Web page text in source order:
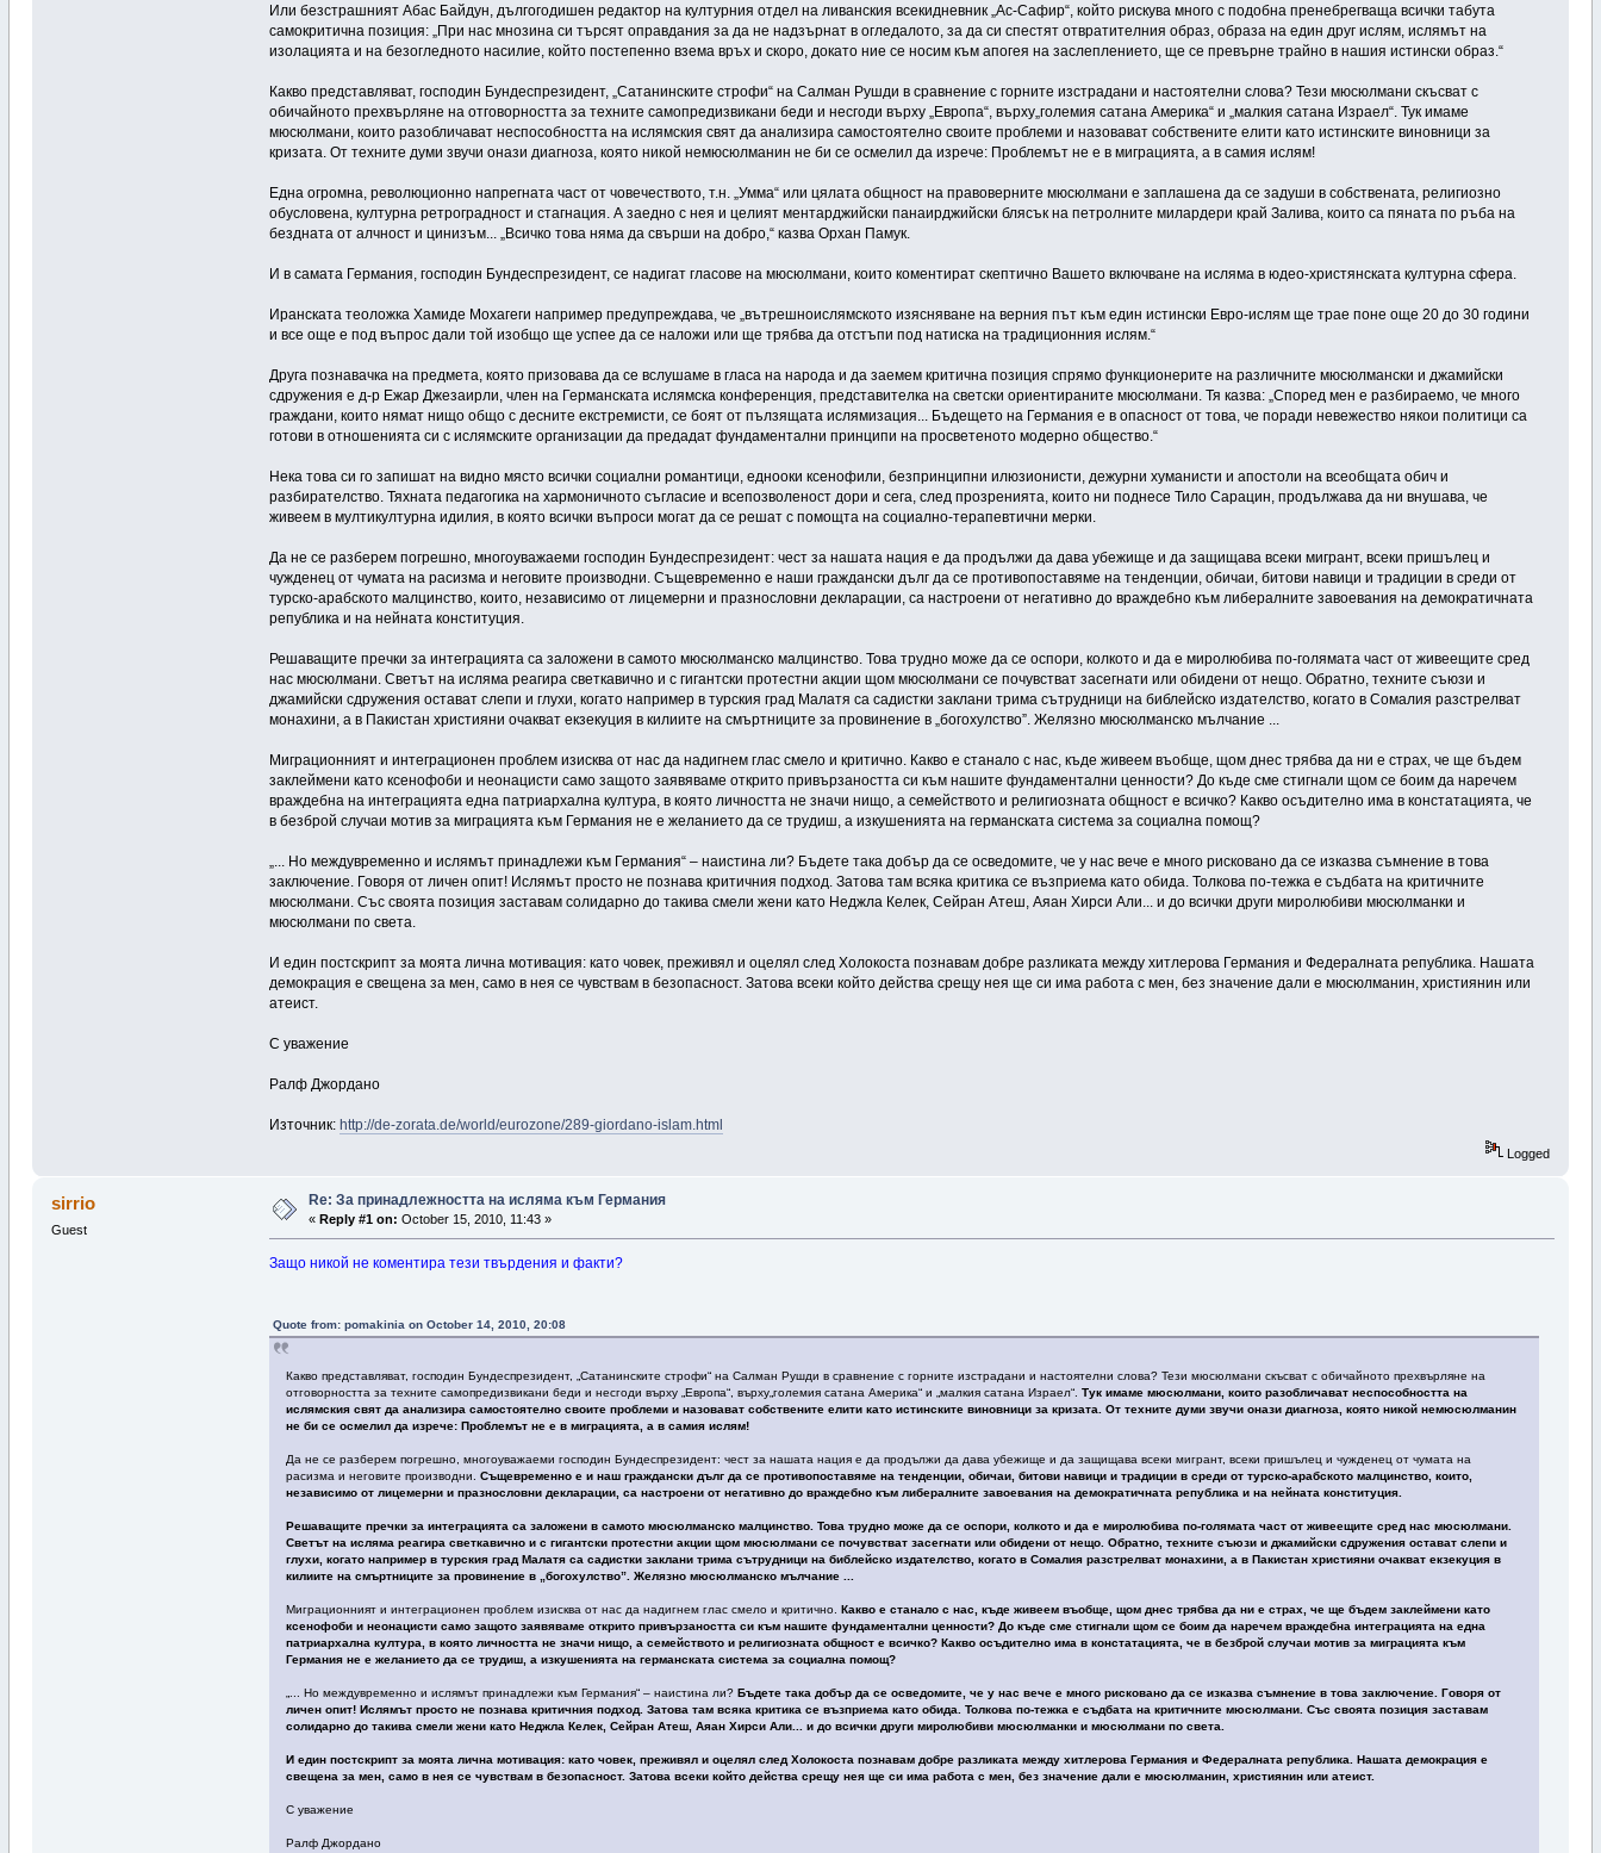
Или безстрашният Абас Байдун, дългогодишен редактор на културния отдел на ливанския всекидневник „Ас-Сафир“, който рискува много с подобна пренебрегваща всички табута
самокритична позиция: „При нас мнозина си търсят оправдания за да не надзърнат в огледалото, за да си спестят отвратителния образ, образа на един друг ислям, ислямът на
изолацията и на безогледното насилие, който постепенно взема връх и скоро, докато ние се носим към апогея на заслеплението, ще се превърне трайно в нашия истински образ.“
Какво представляват, господин Бундеспрезидент, „Сатанинските строфи“ на Салман Рушди в сравнение с горните изстрадани и настоятелни слова? Тези мюсюлмани скъсват с
обичайното прехвърляне на отговорността за техните самопредизвикани беди и несгоди върху „Европа“, върху„големия сатана Америка“ и „малкия сатана Израел“. Тук имаме
мюсюлмани, които разобличават неспособността на ислямския свят да анализира самостоятелно своите проблеми и назовават собствените елити като истинските виновници за
кризата. От техните думи звучи онази диагноза, която никой немюсюлманин не би се осмелил да изрече: Проблемът не е в миграцията, а в самия ислям!
Една огромна, революционно напрегната част от човечеството, т.н. „Умма“ или цялата общност на правоверните мюсюлмани е заплашена да се задуши в собствената, религиозно
обусловена, културна ретроградност и стагнация. А заедно с нея и целият ментарджийски панаирджийски блясък на петролните милардери край Залива, които са пяната по ръба на
бездната от алчност и цинизъм... „Всичко това няма да свърши на добро,“ казва Орхан Памук.
И в самата Германия, господин Бундеспрезидент, се надигат гласове на мюсюлмани, които коментират скептично Вашето включване на исляма в юдео-христянската културна сфера.
Иранската теоложка Хамиде Мохагеги например предупреждава, че „вътрешноислямското изясняване на верния път към един истински Евро-ислям ще трае поне още 20 до 30 години
и все още е под въпрос дали той изобщо ще успее да се наложи или ще трябва да отстъпи под натиска на традиционния ислям.“
Друга познавачка на предмета, която призовава да се вслушаме в гласа на народа и да заемем критична позиция спрямо функционерите на различните мюсюлмански и джамийски
сдружения е д-р Ежар Джезаирли, член на Германската ислямска конференция, представителка на светски ориентираните мюсюлмани. Тя казва: „Според мен е разбираемо, че много
граждани, които нямат нищо общо с десните екстремисти, се боят от пълзящата ислямизация... Бъдещето на Германия е в опасност от това, че поради невежество някои политици са
готови в отношенията си с ислямските организации да предадат фундаментални принципи на просветеното модерно общество.“
Нека това си го запишат на видно място всички социални романтици, еднооки ксенофили, безпринципни илюзионисти, дежурни хуманисти и апостоли на всеобщата обич и
разбирателство. Тяхната педагогика на хармоничното съгласие и всепозволеност дори и сега, след прозренията, които ни поднесе Тило Сарацин, продължава да ни внушава, че
живеем в мултикултурна идилия, в която всички въпроси могат да се решат с помощта на социално-терапевтични мерки.
Да не се разберем погрешно, многоуважаеми господин Бундеспрезидент: чест за нашата нация е да продължи да дава убежище и да защищава всеки мигрант, всеки пришълец и
чужденец от чумата на расизма и неговите производни. Същевременно е наши граждански дълг да се противопоставяме на тенденции, обичаи, битови навици и традиции в среди от
турско-арабското малцинство, които, независимо от лицемерни и празнословни декларации, са настроени от негативно до враждебно към либералните завоевания на демократичната
република и на нейната конституция.
Решаващите пречки за интеграцията са заложени в самото мюсюлманско малцинство. Това трудно може да се оспори, колкото и да е миролюбива по-голямата част от живеещите сред
нас мюсюлмани. Светът на исляма реагира светкавично и с гигантски протестни акции щом мюсюлмани се почувстват засегнати или обидени от нещо. Обратно, техните съюзи и
джамийски сдружения остават слепи и глухи, когато например в турския град Малатя са садистки заклани трима сътрудници на библейско издателство, когато в Сомалия разстрелват
монахини, а в Пакистан християни очакват екзекуция в килиите на смъртниците за провинение в „богохулство”. Желязно мюсюлманско мълчание ...
Миграционният и интеграционен проблем изисква от нас да надигнем глас смело и критично. Какво е станало с нас, къде живеем въобще, щом днес трябва да ни е страх, че ще бъдем
заклеймени като ксенофоби и неонацисти само защото заявяваме открито привързаността си към нашите фундаментални ценности? До къде сме стигнали щом се боим да наречем
враждебна на интеграцията една патриархална култура, в която личността не значи нищо, а семейството и религиозната общност е всичко? Какво осъдително има в констатацията, че
в безброй случаи мотив за миграцията към Германия не е желанието да се трудиш, а изкушенията на германската система за социална помощ?
„... Но междувременно и ислямът принадлежи към Германия“ – наистина ли? Бъдете така добър да се осведомите, че у нас вече е много рисковано да се изказва съмнение в това
заключение. Говоря от личен опит! Ислямът просто не познава критичния подход. Затова там всяка критика се възприема като обида. Толкова по-тежка е съдбата на критичните
мюсюлмани. Със своята позиция заставам солидарно до такива смели жени като Неджла Келек, Сейран Атеш, Аяaн Хирси Али... и до всички други миролюбиви мюсюлманки и
мюсюлмани по света.
И един постскрипт за моята лична мотивация: като човек, преживял и оцелял след Холокоста познавам добре разликата между хитлерова Германия и Федералната република. Нашата
демокрация е свещена за мен, само в нея се чувствам в безопасност. Затова всеки който действа срещу нея ще си има работа с мен, без значение дали е мюсюлманин, християнин или
атеист.
С уважение
Ралф Джордано
Източник:http://de-zorata.de/world/eurozone/289-giordano-islam.html
Logged
sirrio
Guest
Re: За принадлежността на исляма към Германия
« Reply #1 on: October 15, 2010, 11:43 »
Защо никой не коментира тези твърдения и факти?
Quote from: pomakinia on October 14, 2010, 20:08
Какво представляват, господин Бундеспрезидент, „Сатанинските строфи“ на Салман Рушди в сравнение с горните изстрадани и настоятелни слова? Тези мюсюлмани скъсват с обичайното прехвърляне на
отговорността за техните самопредизвикани беди и несгоди върху „Европа“, върху„големия сатана Америка“ и „малкия сатана Израел“.Тук имаме мюсюлмани, които разобличават неспособността на
ислямския свят да анализира самостоятелно своите проблеми и назовават собствените елити като истинските виновници за кризата. От техните думи звучи онази диагноза, която никой немюсюлманин
не би се осмелил да изрече: Проблемът не е в миграцията, а в самия ислям!
Да не се разберем погрешно, многоуважаеми господин Бундеспрезидент: чест за нашата нация е да продължи да дава убежище и да защищава всеки мигрант, всеки пришълец и чужденец от чумата на
расизма и неговите производни.Същевременно е и наш граждански дълг да се противопоставяме на тенденции, обичаи, битови навици и традиции в среди от турско-арабското малцинство, които,
независимо от лицемерни и празнословни декларации, са настроени от негативно до враждебно към либералните завоевания на демократичната република и на нейната конституция.
Решаващите пречки за интеграцията са заложени в самото мюсюлманско малцинство. Това трудно може да се оспори, колкото и да е миролюбива по-голямата част от живеещите сред нас мюсюлмани.
Светът на исляма реагира светкавично и с гигантски протестни акции щом мюсюлмани се почувстват засегнати или обидени от нещо. Обратно, техните съюзи и джамийски сдружения остават слепи и
глухи, когато например в турския град Малатя са садистки заклани трима сътрудници на библейско издателство, когато в Сомалия разстрелват монахини, а в Пакистан християни очакват екзекуция в
килиите на смъртниците за провинение в „богохулство”. Желязно мюсюлманско мълчание ...
Миграционният и интеграционен проблем изисква от нас да надигнем глас смело и критично.Какво е станало с нас, къде живеем въобще, щом днес трябва да ни е страх, че ще бъдем заклеймени като
ксенофоби и неонацисти само защото заявяваме открито привързаността си към нашите фундаментални ценности? До къде сме стигнали щом се боим да наречем враждебна интеграцията на една
патриархална култура, в която личността не значи нищо, а семейството и религиозната общност е всичко? Какво осъдително има в констатацията, че в безброй случаи мотив за миграцията към
Германия не е желанието да се трудиш, а изкушенията на германската система за социална помощ?
„... Но междувременно и ислямът принадлежи към Германия“ – наистина ли?Бъдете така добър да се осведомите, че у нас вече е много рисковано да се изказва съмнение в това заключение. Говоря от
личен опит! Ислямът просто не познава критичния подход. Затова там всяка критика се възприема като обида. Толкова по-тежка е съдбата на критичните мюсюлмани. Със своята позиция заставам
солидарно до такива смели жени като Неджла Келек, Сейран Атеш, Аяaн Хирси Али... и до всички други миролюбиви мюсюлманки и мюсюлмани по света.
И един постскрипт за моята лична мотивация: като човек, преживял и оцелял след Холокоста познавам добре разликата между хитлерова Германия и Федералната република. Нашата демокрация е
свещена за мен, само в нея се чувствам в безопасност. Затова всеки който действа срещу нея ще си има работа с мен, без значение дали е мюсюлманин, християнин или атеист.
С уважение
Ралф Джордано